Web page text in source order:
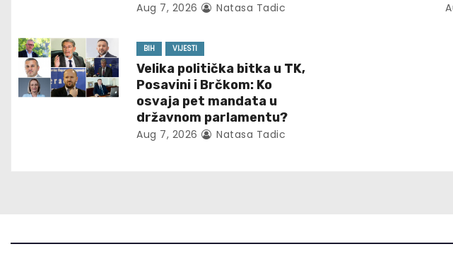
g
a
Aug 7, 2026 Natasa Tadic
BIH VIJESTI
Velika politička bitka u TK,
Posavini i Brčkom: Ko
osvaja pet mandata u
državnom parlamentu?
Aug 7, 2026 Natasa Tadic